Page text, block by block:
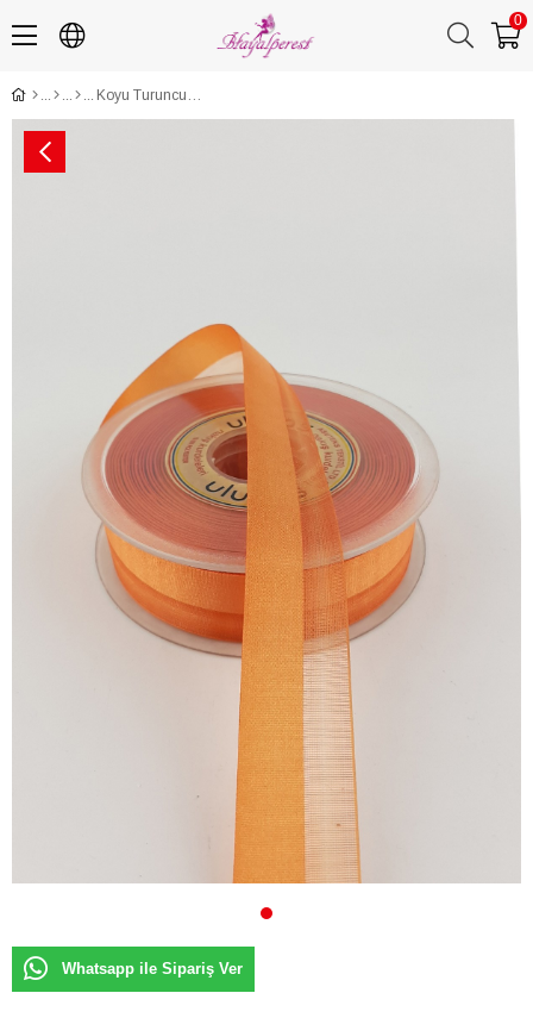
0
Koyu Turuncu Su Yolu Kurdelesi 2,5 cm
Whatsapp ile Sipariş Ver